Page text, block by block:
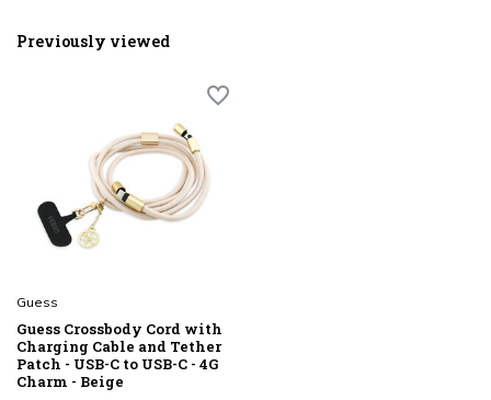
Previously viewed
Guess
Guess Crossbody Cord with
Charging Cable and Tether
Patch - USB-C to USB-C - 4G
Charm - Beige